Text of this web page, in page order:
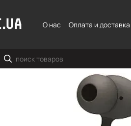
О нас
Оплата и доставка